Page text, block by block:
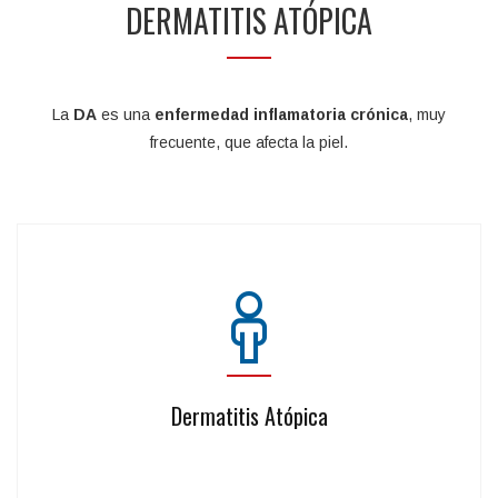
DERMATITIS ATÓPICA
La DA es una enfermedad inflamatoria crónica, muy
frecuente, que afecta la piel.
Dermatitis Atópica